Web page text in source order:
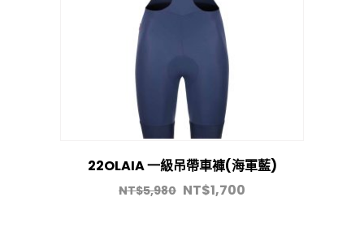
22OLAIA 一級吊帶車褲(海軍藍)
NT$5,980 NT$1,700